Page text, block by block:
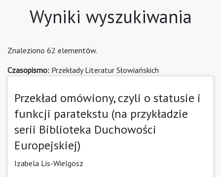
Wyniki wyszukiwania
Znaleziono 62 elementów.
Czasopismo: Przekłady Literatur Słowiańskich
Przekład omówiony, czyli o statusie i
funkcji paratekstu (na przykładzie
serii Biblioteka Duchowości
Europejskiej)
Izabela Lis-Wielgosz